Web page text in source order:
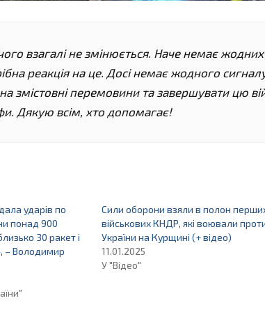
взагалі не змінюється. Наче немає жодних
реакція на це. Досі немає жодного
змістовні перемовини та завершувати цю
Дякую всім, хто допомагає!
ударів по
понад 900
30 ракет і
– Володимир
Сили оборони взяли в полон
військових КНДР, які воювали
України на Курщині (+ відео)
11.01.2025
У "Відео"